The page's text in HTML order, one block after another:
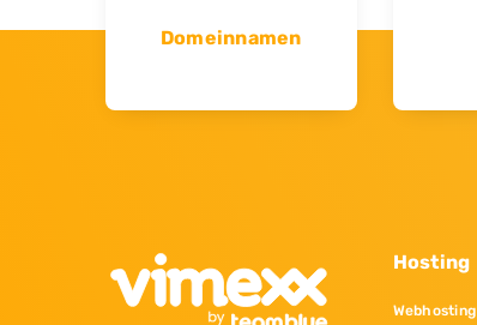
Domeinnamen
Hosting
Webhosting